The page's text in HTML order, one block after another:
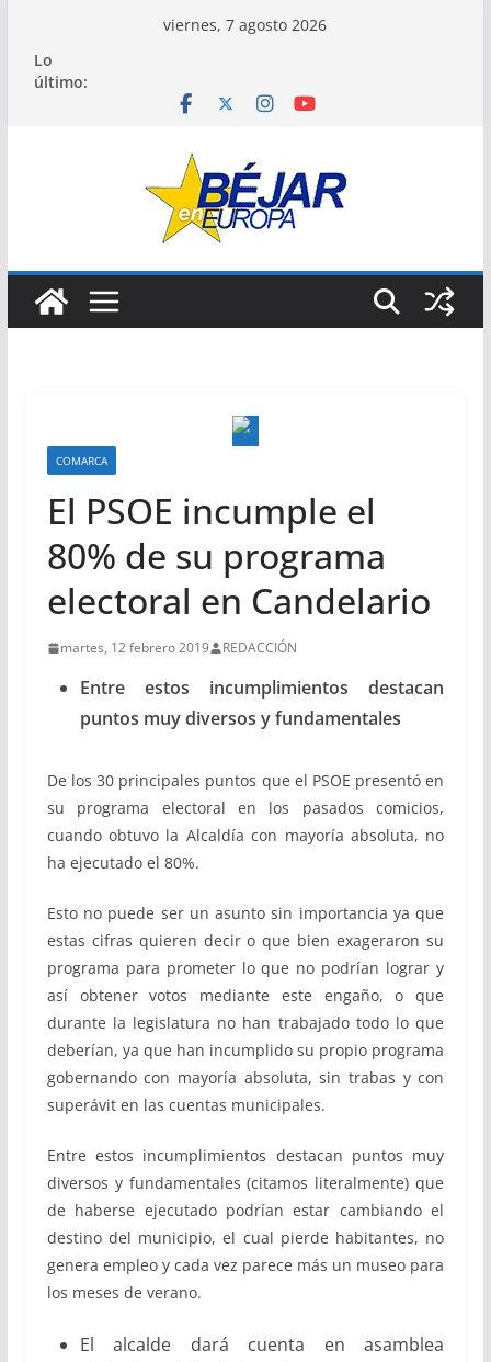
contenido
viernes, 7 agosto 2026
Lo
último:
COMARCA
El PSOE incumple el
80% de su programa
electoral en Candelario
martes, 12 febrero 2019 REDACCIÓN
Entre estos incumplimientos destacan
puntos muy diversos y fundamentales
De los 30 principales puntos que el PSOE presentó en
su programa electoral en los pasados comicios,
cuando obtuvo la Alcaldía con mayoría absoluta, no
ha ejecutado el 80%.
Esto no puede ser un asunto sin importancia ya que
estas cifras quieren decir o que bien exageraron su
programa para prometer lo que no podrían lograr y
así obtener votos mediante este engaño, o que
durante la legislatura no han trabajado todo lo que
deberían, ya que han incumplido su propio programa
gobernando con mayoría absoluta, sin trabas y con
superávit en las cuentas municipales.
Entre estos incumplimientos destacan puntos muy
diversos y fundamentales (citamos literalmente) que
de haberse ejecutado podrían estar cambiando el
destino del municipio, el cual pierde habitantes, no
genera empleo y cada vez parece más un museo para
los meses de verano.
El alcalde dará cuenta en asamblea